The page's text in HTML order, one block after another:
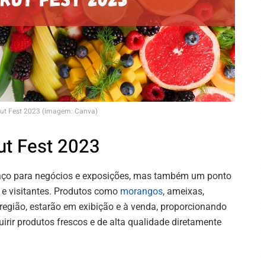
Fest 2023 (imagem: Canva)
Fest 2023
para negócios e exposições, mas também um ponto
visitantes. Produtos como morangos, ameixas,
estarão em exibição e à venda, proporcionando
produtos frescos e de alta qualidade diretamente